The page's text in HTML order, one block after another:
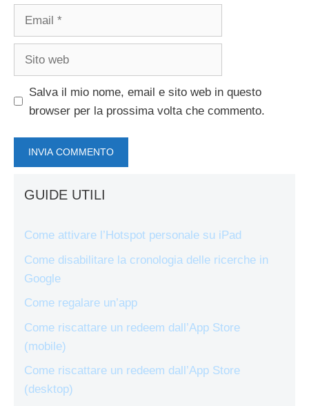
Email
Sito
Salva il mio nome, email e sito web in questo
browser per la prossima volta che commento.
GUIDE UTILI
Come attivare l’Hotspot personale su iPad
Come disabilitare la cronologia delle ricerche in
Google
Come regalare un’app
Come riscattare un redeem dall’App Store
(mobile)
Come riscattare un redeem dall’App Store
(desktop)